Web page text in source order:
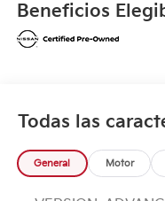
Beneficios
Todas las
General Motor